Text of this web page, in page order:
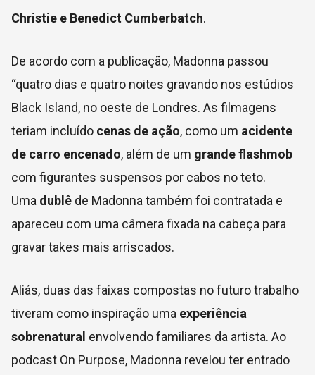
Christie e Benedict Cumberbatch.
De acordo com a publicação, Madonna passou
“quatro dias e quatro noites gravando nos estúdios
Black Island, no oeste de Londres. As filmagens
teriam incluído cenas de ação, como um acidente
de carro encenado, além de um grande flashmob
com figurantes suspensos por cabos no teto.
Uma dublê de Madonna também foi contratada e
apareceu com uma câmera fixada na cabeça para
gravar takes mais arriscados.
Aliás, duas das faixas compostas no futuro trabalho
tiveram como inspiração uma experiência
sobrenatural envolvendo familiares da artista. Ao
podcast On Purpose, Madonna revelou ter entrado